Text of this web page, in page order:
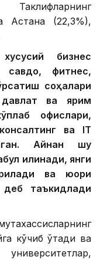
Таклифларнинг
Астана (22,3%),
бизнес
савдо, фитнес,
соҳалари
ва ярим
офислари,
ва IТ
Айнан шу
қилинади, янги
ва юқори
таъкидлади
кўчиб ўтади ва